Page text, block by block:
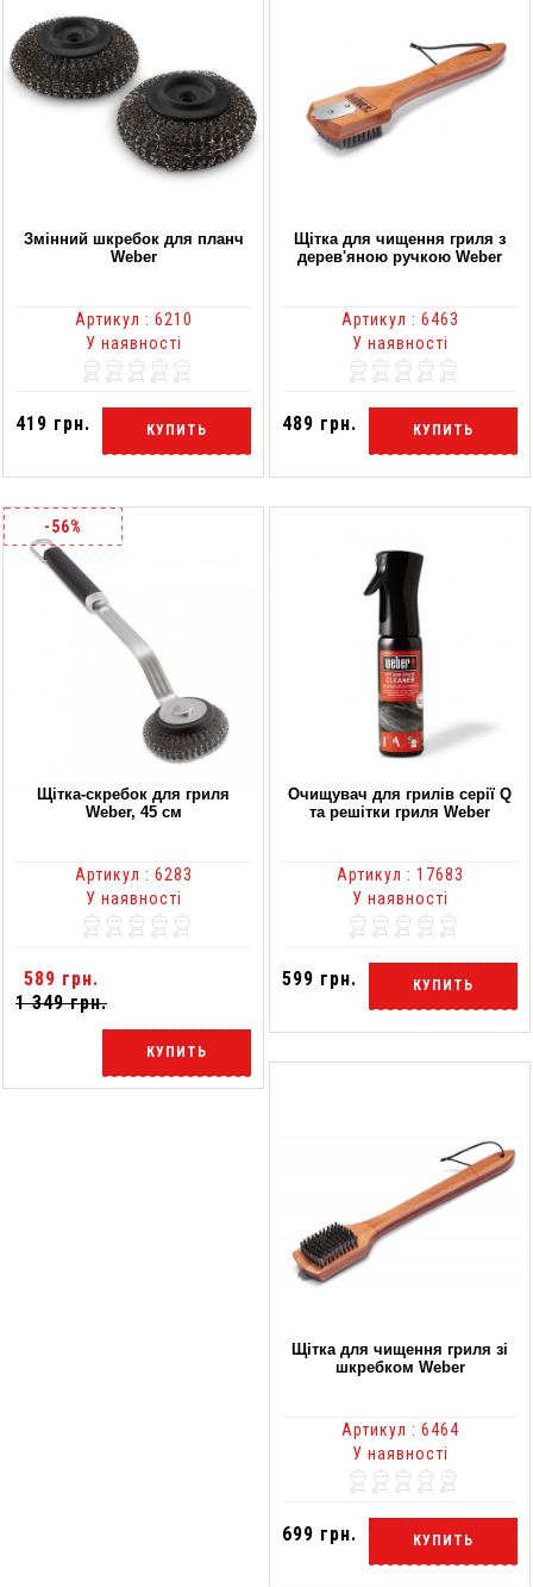
Змінний шкребок для планч
Weber
Артикул : 6210
У наявності
419 грн. КУПИТЬ
Щітка для чищення гриля з
дерев'яною ручкою Weber
Артикул : 6463
У наявності
489 грн. КУПИТЬ
-56%
Щітка-скребок для гриля
Weber, 45 см
Артикул : 6283
У наявності
589 грн.
1 349 грн.
КУПИТЬ
Очищувач для грилів серії Q
та решітки гриля Weber
Артикул : 17683
У наявності
599 грн. КУПИТЬ
Щітка для чищення гриля зі
шкребком Weber
Артикул : 6464
У наявності
699 грн. КУПИТЬ